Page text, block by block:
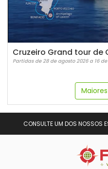
Cruzeiro Grand tour de
Partidas de 28 de agosto 2026 a 16
CONSULTE UM DOS NOSSOS